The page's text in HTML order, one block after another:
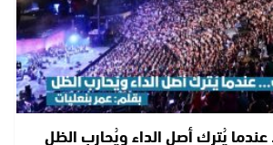
يُترك أصل الداء ويُحارب الظل